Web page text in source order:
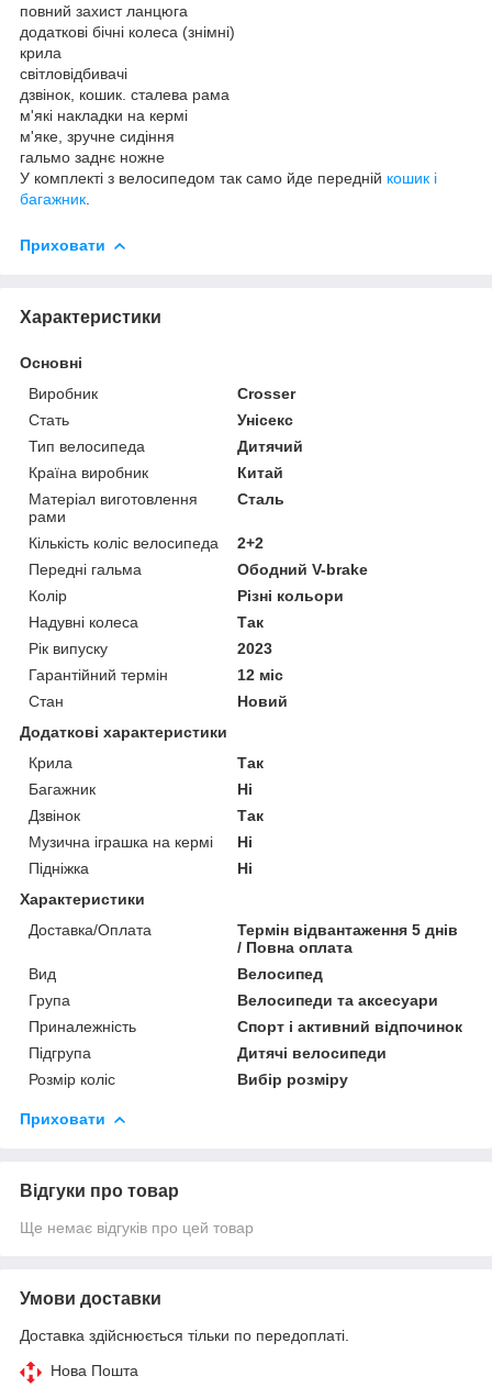
повний захист ланцюга
додаткові бічні колеса (знімні)
крила
світловідбивачі
дзвінок, кошик. сталева рама
м'які накладки на кермі
м'яке, зручне сидіння
гальмо заднє ножне
У комплекті з велосипедом так само йде передній кошик і
багажник
Приховати
Характеристики
Основні
Виробник
Crosser
Стать
Унісекс
Тип велосипеда
Дитячий
Країна виробник
Китай
Матеріал виготовлення
рами
Сталь
Кількість коліс велосипеда
2+2
Передні гальма
Ободний V-brake
Колір
Різні кольори
Надувні колеса
Так
Рік випуску
2023
Гарантійний термін
12 міс
Стан
Новий
Додаткові характеристики
Крила
Так
Багажник
Ні
Дзвінок
Так
Музична іграшка на кермі
Ні
Підніжка
Ні
Характеристики
Доставка/Оплата
Термін відвантаження 5 днів
/ Повна оплата
Вид
Велосипед
Група
Велосипеди та аксесуари
Приналежність
Спорт і активний відпочинок
Підгрупа
Дитячі велосипеди
Розмір коліс
Вибір розміру
Приховати
Відгуки про товар
Ще немає відгуків про цей товар
Умови доставки
Доставка здійснюється тільки по передоплаті.
Нова Пошта